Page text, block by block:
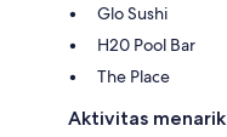
Glo Sushi
H20 Pool Bar
The Place
Aktivitas menarik